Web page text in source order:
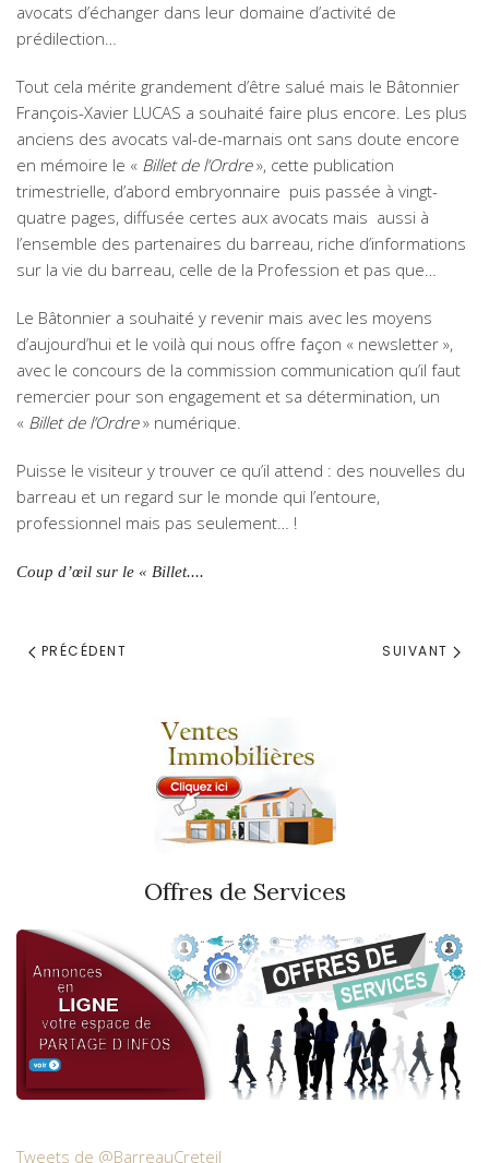
avocats d’échanger dans leur domaine d’activité de
prédilection…
Tout cela mérite grandement d’être salué mais le Bâtonnier
François-Xavier LUCAS a souhaité faire plus encore. Les plus
anciens des avocats val-de-marnais ont sans doute encore
en mémoire le « Billet de l’Ordre», cette publication
trimestrielle, d’abord embryonnaire puis passée à vingt-
quatre pages, diffusée certes aux avocats mais aussi à
l’ensemble des partenaires du barreau, riche d’informations
sur la vie du barreau, celle de la Profession et pas que…
Le Bâtonnier a souhaité y revenir mais avec les moyens
d’aujourd’hui et le voilà qui nous offre façon « newsletter »,
avec le concours de la commission communication qu’il faut
remercier pour son engagement et sa détermination, un
« Billet de l’Ordre» numérique.
Puisse le visiteur y trouver ce qu’il attend : des nouvelles du
barreau et un regard sur le monde qui l’entoure,
professionnel mais pas seulement… !
Coup d’œil sur le « Billet....
PRÉCÉDENT SUIVANT
Offres de Services
Tweets de @BarreauCreteil